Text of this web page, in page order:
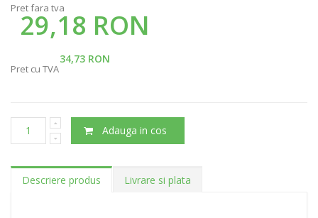
Pret fara tva
29,18 RON
34,73 RON
Pret cu TVA
Adauga in cos
Descriere produs Livrare si plata